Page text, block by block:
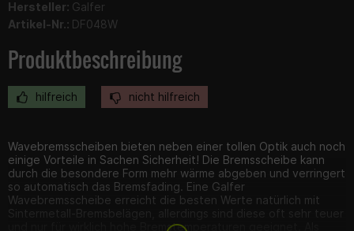
Hersteller: Galfer
Artikel-Nr.: DF048W
Produktbeschreibung
hilfreich nicht hilfreich
Wavebremsscheiben bieten neben einer tollen Optik auch noch
einige Vorteile in Sachen Sicherheit! Die Bremsscheibe kann
durch die besondere Form mehr wärme abgeben und verringert
so automatisch das Bremsfading. Eine Galfer
Wavebremsscheibe erreicht die besten Werte natürlich mit
Sintermetall-Bremsbelägen, allerdings sind diese oft sehr teuer
und nur für wirklich hohe Bremstemperaturen geeignet. Als